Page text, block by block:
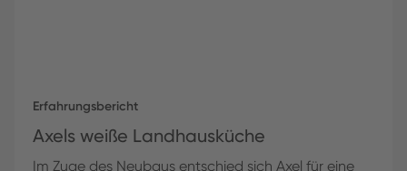
Erfahrungsbericht
Axels weiße Landhausküche
Im Zuge des Neubaus entschied sich Axel für eine